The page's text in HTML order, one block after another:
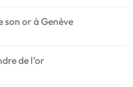
son or à Genève
de l’or